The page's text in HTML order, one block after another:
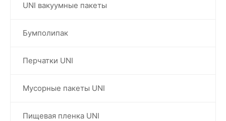
UNI вакуумные пакеты
Бумполипак
Перчатки UNI
Мусорные пакеты UNI
Пищевая пленка UNI